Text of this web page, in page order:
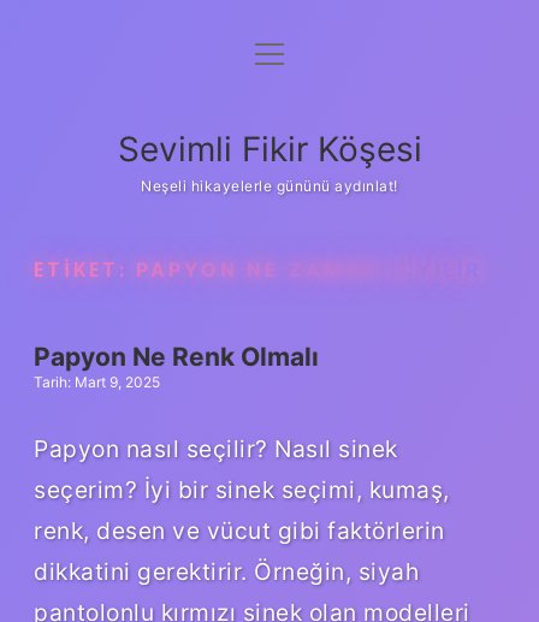
Anasayfa
Yasal Uyarı
menüyü
Sevimli Fikir Köşesi
Neşeli hikayelerle gününü aydınlat!
ETIKET: PAPYON NE ZAMAN GIYILIR
Papyon Ne Renk Olmalı
Tarih: Mart 9, 2025
Papyon nasıl seçilir? Nasıl sinek
seçerim? İyi bir sinek seçimi, kumaş,
renk, desen ve vücut gibi faktörlerin
dikkatini gerektirir. Örneğin, siyah
pantolonlu kırmızı sinek olan modelleri